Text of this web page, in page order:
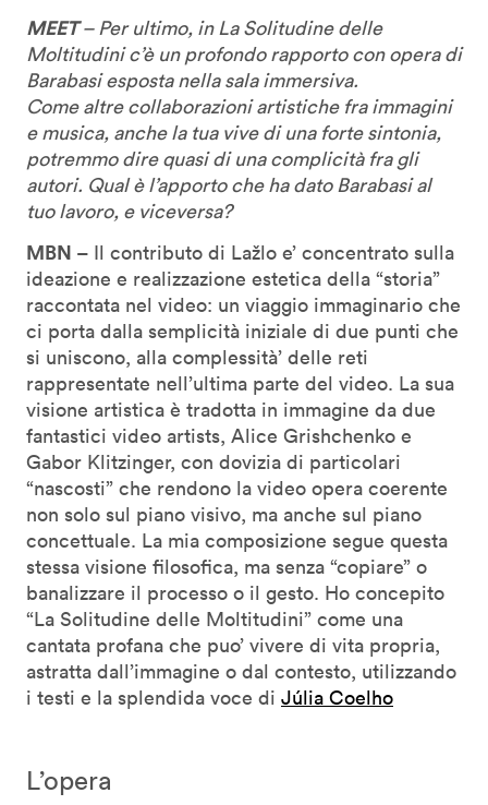
MEET– Per ultimo, in La Solitudine delle
Moltitudini c’è un profondo rapporto con opera di
Barabasi esposta nella sala immersiva.
Come altre collaborazioni artistiche fra immagini
e musica, anche la tua vive di una forte sintonia,
potremmo dire quasi di una complicità fra gli
autori. Qual è l’apporto che ha dato Barabasi al
tuo lavoro, e viceversa?
MBN – Il contributo di Lažlo e’ concentrato sulla
ideazione e realizzazione estetica della “storia”
raccontata nel video: un viaggio immaginario che
ci porta dalla semplicità iniziale di due punti che
si uniscono, alla complessità’ delle reti
rappresentate nell’ultima parte del video. La sua
visione artistica è tradotta in immagine da due
fantastici video artists, Alice Grishchenko e
Gabor Klitzinger, con dovizia di particolari
“nascosti” che rendono la video opera coerente
non solo sul piano visivo, ma anche sul piano
concettuale. La mia composizione segue questa
stessa visione filosofica, ma senza “copiare” o
banalizzare il processo o il gesto. Ho concepito
“La Solitudine delle Moltitudini” come una
cantata profana che puo’ vivere di vita propria,
astratta dall’immagine o dal contesto, utilizzando
i testi e la splendida voce di Júlia Coelho
L’opera